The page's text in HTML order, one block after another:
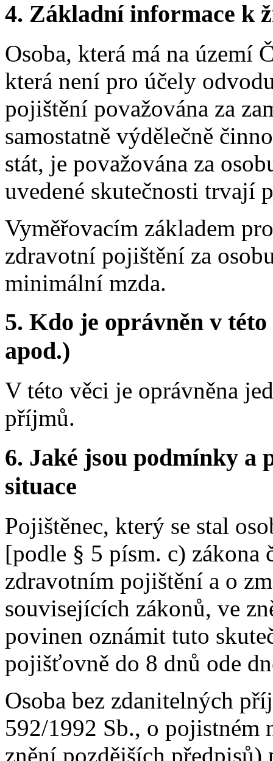
4. Základní informace k
Osoba, která má na území
která není pro účely
pojištění považována za
samostatně výdělečně
stát, je považována za
uvedené skutečnosti trvají
Vyměřovacím základem
zdravotní pojištění za
minimální mzda.
5. Kdo je oprávněn v
apod.)
V této věci je oprávněna
příjmů.
6. Jaké jsou podmínky a
situace
Pojištěnec, který se stal
[podle § 5 písm. c) zákona
zdravotním pojištění a o
souvisejících zákonů, ve
povinen oznámit tuto
pojišťovně do 8 dnů ode
Osoba bez zdanitelných
592/1992 Sb., o pojistném
znění pozdějších